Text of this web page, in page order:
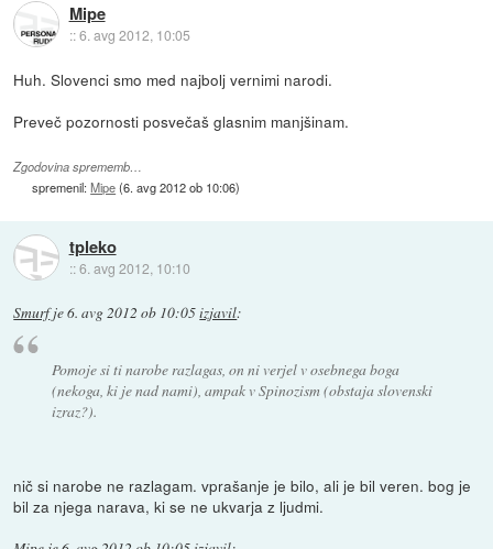
Mipe
::6. avg 2012, 10:05
Huh. Slovenci smo med najbolj vernimi narodi.
Preveč pozornosti posvečaš glasnim manjšinam.
Zgodovina sprememb…
spremenil:Mipe(6. avg 2012 ob 10:06)
tpleko
::6. avg 2012, 10:10
Smurfje6. avg 2012 ob 10:05izjavil:
Pomoje si ti narobe razlagas, on ni verjel v osebnega boga
(nekoga, ki je nad nami), ampak v Spinozism (obstaja slovenski
izraz?).
nič si narobe ne razlagam. vprašanje je bilo, ali je bil veren. bog je
bil za njega narava, ki se ne ukvarja z ljudmi.